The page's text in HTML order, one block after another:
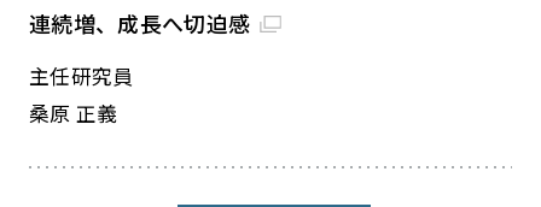
連続増、成長へ切迫感
主任研究員
桑原 正義